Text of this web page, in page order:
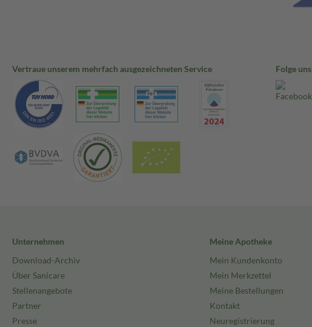
Vertraue unserem mehrfach ausgezeichneten Service Folge uns
Unternehmen
Download-Archiv
Über Sanicare
Stellenangebote
Partner
Presse
Meine Apotheke
Mein Kundenkonto
Mein Merkzettel
Meine Bestellungen
Kontakt
Neuregistrierung